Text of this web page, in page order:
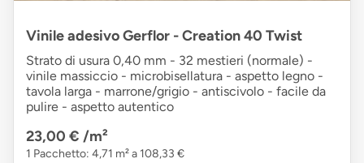
Vinile adesivo Gerflor - Creation 40 Twist
Strato di usura 0,40 mm - 32 mestieri (normale) -
vinile massiccio - microbisellatura - aspetto legno -
tavola larga - marrone/grigio - antiscivolo - facile da
pulire - aspetto autentico
23,00 € /m²
1 Pacchetto: 4,71 m² a 108,33 €